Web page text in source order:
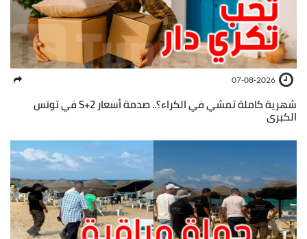
07-08-2026
شهرية كاملة تمشي في الكراء؟.. صدمة أسعار S+2 في تونس
الكبرى